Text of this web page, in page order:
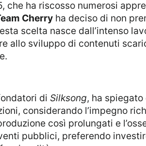
che ha riscosso numerosi
Cherryha deciso di non
scelta nasce dall’intenso
allo sviluppo di contenuti
di Silksong, ha
considerando l’impegno
così prolungati e
pubblici, preferendo